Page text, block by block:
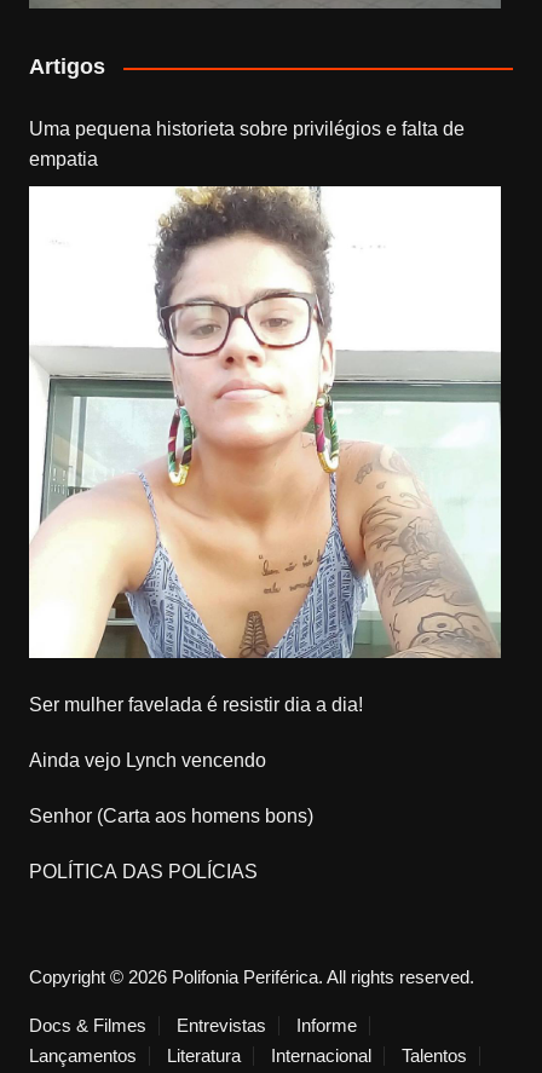
Artigos
Uma pequena historieta sobre privilégios e falta de
empatia
Ser mulher favelada é resistir dia a dia!
Ainda vejo Lynch vencendo
Senhor (Carta aos homens bons)
POLÍTICA DAS POLÍCIAS
Copyright © 2026 Polifonia Periférica. All rights reserved.
Docs & Filmes Entrevistas
Informe
Lançamentos
Literatura Internacional Talentos